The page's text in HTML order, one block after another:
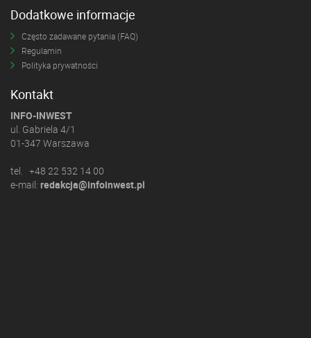
Dodatkowe informacje
Często zadawane pytania (FAQ)
Regulamin
Polityka prywatności
Kontakt
INFO-INWEST
ul. Gabriela 4/1
01-347 Warszawa
tel. +48 22 532 14 00
e-mail: redakcja@infoinwest.pl